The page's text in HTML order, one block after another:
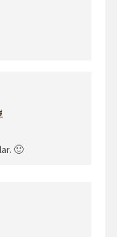
🙂